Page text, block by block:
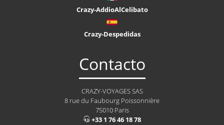
Crazy-AddioAlCelibato
Crazy-Despedidas
Contacto
CRAZY-VOYAGES SAS
8 rue du Faubourg Poissonnière
75010 Paris
+33 1 76 46 18 78